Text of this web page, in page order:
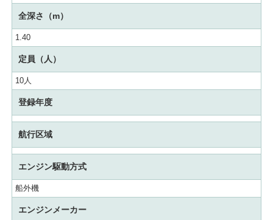
全深さ（m）
1.40
定員（人）
10人
登録年度
航行区域
エンジン駆動方式
船外機
エンジンメーカー